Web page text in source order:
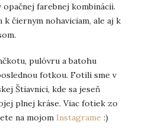
opačnej farebnej kombinácii.
k čiernym nohaviciam, ale aj k
pulóvru a batohu
fotkou. Fotili sme v
Štiavnici, kde sa jeseň
plnej kráse. Viac fotiek zo
na mojom Instagrame :)